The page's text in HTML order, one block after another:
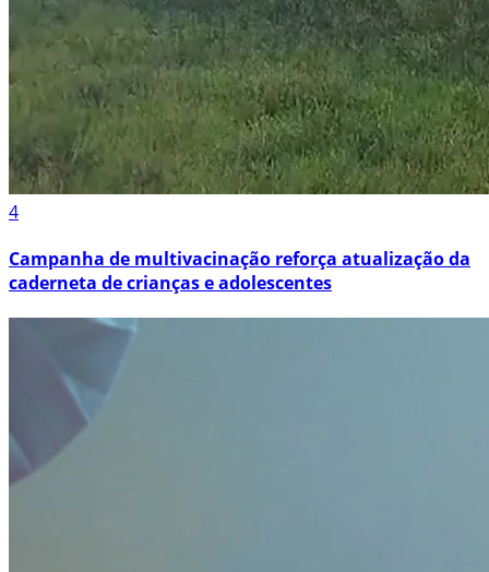
4
Campanha de multivacinação reforça atualização da
caderneta de crianças e adolescentes